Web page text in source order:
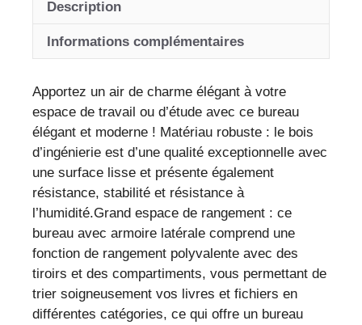
marron
un
espace
de
travail
élégant
et
organisé
Description
Informations complémentaires
Apportez un air de charme élégant à votre
espace de travail ou d’étude avec ce bureau
élégant et moderne ! Matériau robuste : le bois
d’ingénierie est d’une qualité exceptionnelle avec
une surface lisse et présente également
résistance, stabilité et résistance à
l’humidité.Grand espace de rangement : ce
bureau avec armoire latérale comprend une
fonction de rangement polyvalente avec des
tiroirs et des compartiments, vous permettant de
trier soigneusement vos livres et fichiers en
différentes catégories, ce qui offre un bureau